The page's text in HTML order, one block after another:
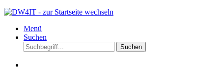
Menü
Suchen
Suchen